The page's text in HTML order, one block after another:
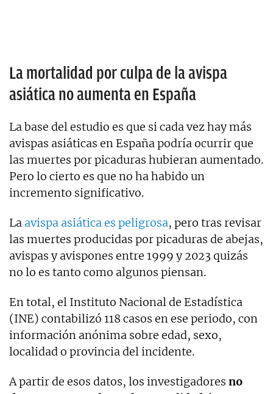
La mortalidad por culpa de la avispa
asiática no aumenta en España
La base del estudio es que si cada vez hay más
avispas asiáticas en España podría ocurrir que
las muertes por picaduras hubieran aumentado.
Pero lo cierto es que no ha habido un
incremento significativo.
La avispa asiática es peligrosa, pero tras revisar
las muertes producidas por picaduras de abejas,
avispas y avispones entre 1999 y 2023 quizás
no lo es tanto como algunos piensan.
En total, el Instituto Nacional de Estadística
(INE) contabilizó 118 casos en ese periodo, con
información anónima sobre edad, sexo,
localidad o provincia del incidente.
A partir de esos datos, los investigadores no